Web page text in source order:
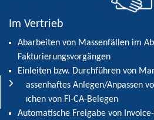
Im Vertrieb
Abarbeiten von Massenfällen im
Fakturierungsvorgängen
Einleiten bzw. Durchführen von
Massenhaftes Anlegen/Anpassen
Buchen von FI-CA-Belegen
Automatische Freigabe von
RPA-Technologie
RPA-Beratung